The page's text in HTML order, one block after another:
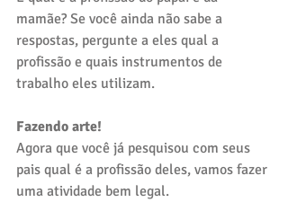
mamãe? Se você ainda não sabe a
respostas, pergunte a eles qual a
profissão e quais instrumentos de
trabalho eles utilizam.
Fazendo arte!
Agora que você já pesquisou com seus
pais qual é a profissão deles, vamos fazer
uma atividade bem legal.